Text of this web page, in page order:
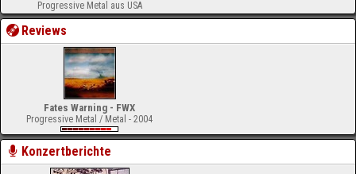
Progressive Metal aus USA
Reviews
Fates Warning - FWX
Progressive Metal / Metal - 2004
Konzertberichte